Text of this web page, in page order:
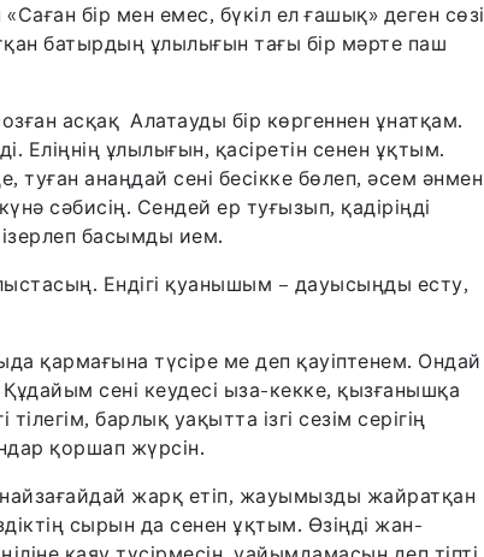
бір мен емес, бүкіл ел ғашық» деген сөзі
батырдың ұлылығын тағы бір мәрте паш
асқақ Алатауды бір көргеннен ұнатқам.
Еліңнің ұлылығын, қасіретін сенен ұқтым.
туған анаңдай сені бесікке бөлеп, әсем әнмен
сәбисің. Сендей ер туғызып, қадіріңді
басымды ием.
Ендігі қуанышым – дауысыңды есту,
қармағына түсіре ме деп қауіптенем. Ондай
сені кеудесі ыза-кекке, қызғанышқа
барлық уақытта ізгі сезім серігің
қоршап жүрсін.
жарқ етіп, жауымызды жайратқан
сырын да сенен ұқтым. Өзіңді жан-